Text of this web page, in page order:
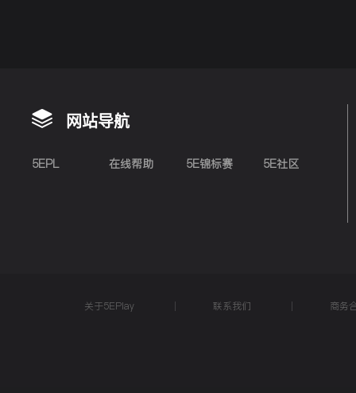
网站导航
5EPL 在线帮助 5E锦标赛 5E社区
关于5EPlay 联系我们 商务